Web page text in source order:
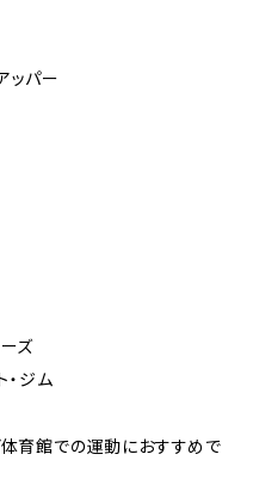
ッパー
ズ
・ジム
育館での運動におすすめで